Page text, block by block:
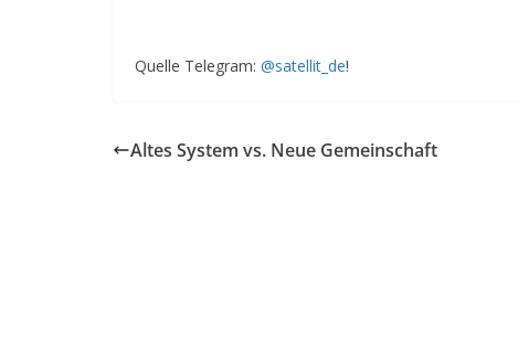
Quelle Telegram: @satellit_de!
Altes System vs. Neue Gemeinschaft